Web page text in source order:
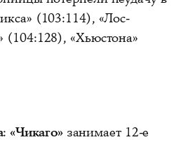
(103:114), «Лос-
(104:128), «Хьюстона»
: «Чикаго»занимает 12-е